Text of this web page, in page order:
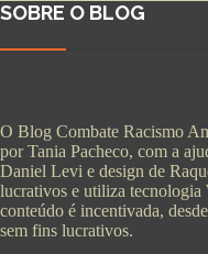
SOBRE O BLOG
O Blog Combate Racismo
por Tania Pacheco, com a
Daniel Levi e design de
lucrativos e utiliza tecnologia
conteúdo é incentivada,
sem fins lucrativos.